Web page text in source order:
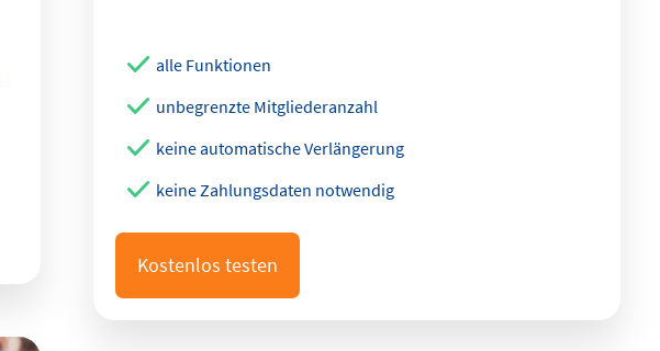
alle Funktionen
unbegrenzte Mitgliederanzahl
keine automatische Verlängerung
keine Zahlungsdaten notwendig
Kostenlos testen